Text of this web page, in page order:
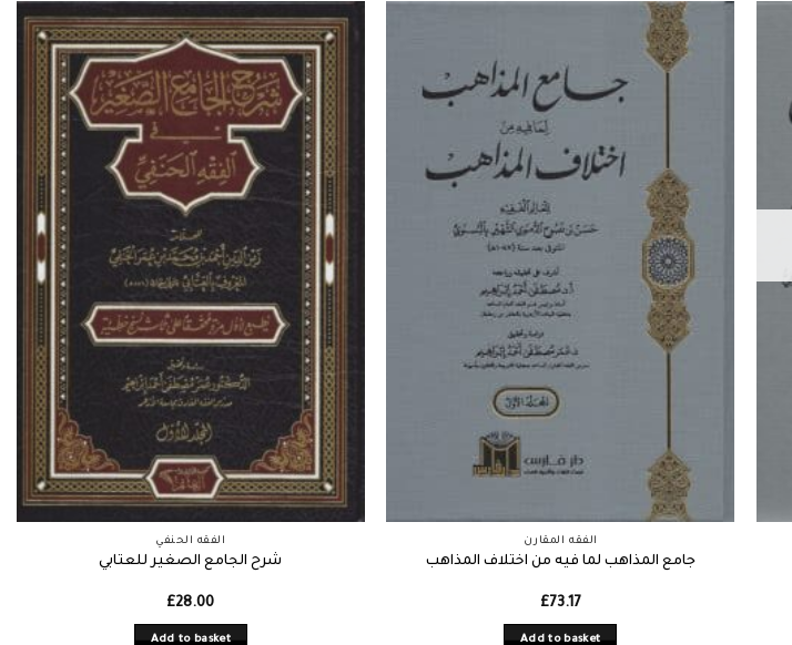
الفقه الحنفي
شرح الجامع الصغير للعتابي
£28.00
Add to basket
الفقه المقارن
جامع المذاهب لما فيه من اختلاف المذاهب
£73.17
Add to basket